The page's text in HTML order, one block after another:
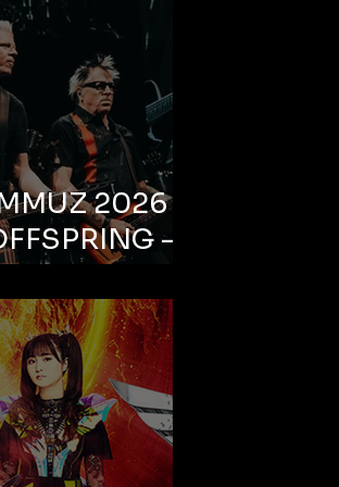
2026 –
–
Life Park